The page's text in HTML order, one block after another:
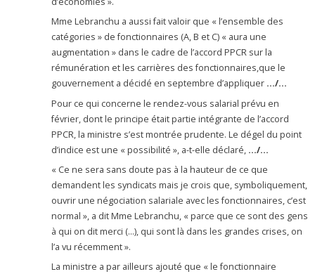
Mme Lebranchu a aussi fait valoir que « l’ensemble des
catégories » de fonctionnaires (A, B et C) « aura une
augmentation » dans le cadre de l’accord PPCR sur la
rémunération et les carrières des fonctionnaires,que le
gouvernement a décidé en septembre d’appliquer …/…
Pour ce qui concerne le rendez-vous salarial prévu en
février, dont le principe était partie intégrante de l’accord
PPCR, la ministre s’est montrée prudente. Le dégel du point
d’indice est une « possibilité », a-t-elle déclaré, …/…
« Ce ne sera sans doute pas à la hauteur de ce que
demandent les syndicats mais je crois que, symboliquement,
ouvrir une négociation salariale avec les fonctionnaires, c’est
normal », a dit Mme Lebranchu, « parce que ce sont des gens
à qui on dit merci (…), qui sont là dans les grandes crises, on
l’a vu récemment ».
La ministre a par ailleurs ajouté que « le fonctionnaire